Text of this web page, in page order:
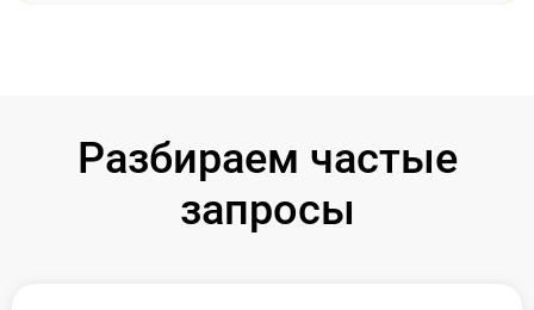
Разбираем частые
запросы